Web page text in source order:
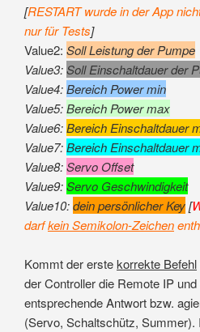
[RESTART wurde in der App
nur für Tests]
Value2: Soll Leistung der Pumpe
Value3:Soll Einschaltdauer der
Value4:Bereich Power min
Value5:Bereich Power max
Value6:Bereich Einschaltdauer
Value7:Bereich Einschaltdauer
Value8:Servo Offset
Value9:Servo Geschwindigkeit
Value10:dein persönlicher Key[
darfkein Semikolon-Zeichen
Kommt der erstekorrekte Befehl
der Controller die Remote IP
entsprechende Antwort bzw.
(Servo, Schaltschütz, Summer).